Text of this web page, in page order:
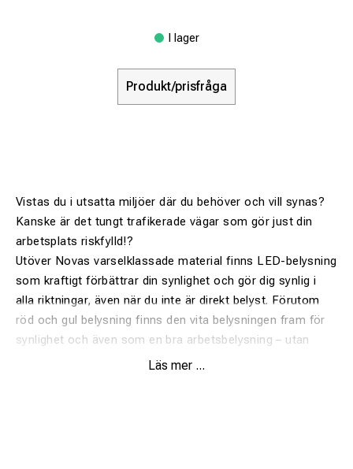
I lager
Produkt/prisfråga
Vistas du i utsatta miljöer där du behöver och vill synas?
Kanske är det tungt trafikerade vägar som gör just din
arbetsplats riskfylld!?
Utöver Novas varselklassade material finns LED-belysning
som kraftigt förbättrar din synlighet och gör dig synlig i
alla riktningar, även när du inte är direkt belyst. Förutom
röd och gul belysning finns den vita belysningen fram för
synlighet och även som en bra arbetsbelysning – utan
skuggor! På vänster axelrem finns en knapp för att slå på
Läs mer ...